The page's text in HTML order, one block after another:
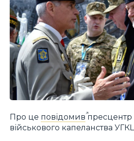
Про це повідомивпресцентр
військового капеланства